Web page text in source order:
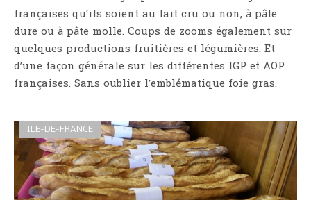
françaises qu’ils soient au lait cru ou non, à pâte
dure ou à pâte molle. Coups de zooms également sur
quelques productions fruitières et légumières. Et
d’une façon générale sur les différentes IGP et AOP
françaises. Sans oublier l’emblématique foie gras.
ILE-DE-FRANCE